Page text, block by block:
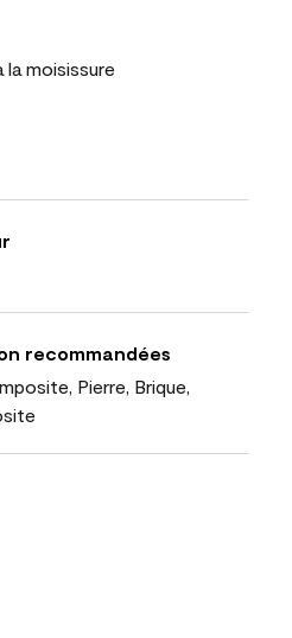
moisissure
recommandées
Pierre, Brique,